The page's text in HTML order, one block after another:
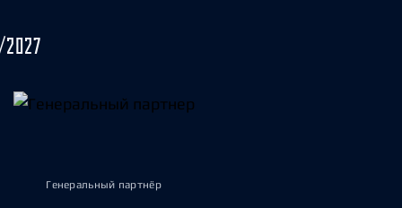
Генеральный партнёр